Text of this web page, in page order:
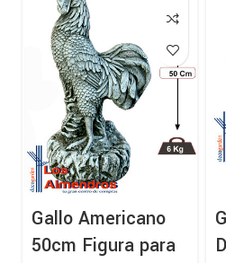
Gallo Americano
50cm Figura para